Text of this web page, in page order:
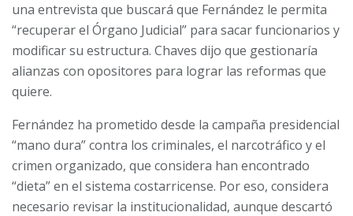
una entrevista que buscará que Fernández le permita
“recuperar el Órgano Judicial” para sacar funcionarios y
modificar su estructura. Chaves dijo que gestionaría
alianzas con opositores para lograr las reformas que
quiere.
Fernández ha prometido desde la campaña presidencial
“mano dura” contra los criminales, el narcotráfico y el
crimen organizado, que considera han encontrado
“dieta” en el sistema costarricense. Por eso, considera
necesario revisar la institucionalidad, aunque descartó